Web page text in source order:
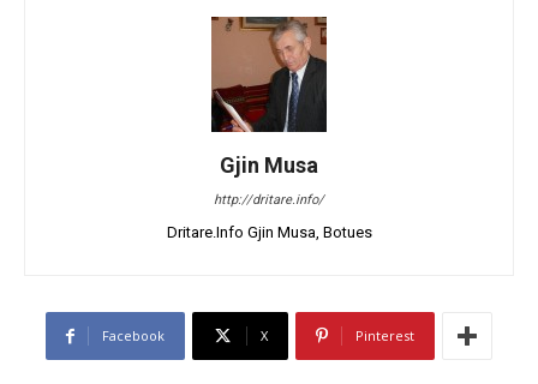
Gjin Musa
http://dritare.info/
Dritare.Info Gjin Musa, Botues
Facebook X Pinterest